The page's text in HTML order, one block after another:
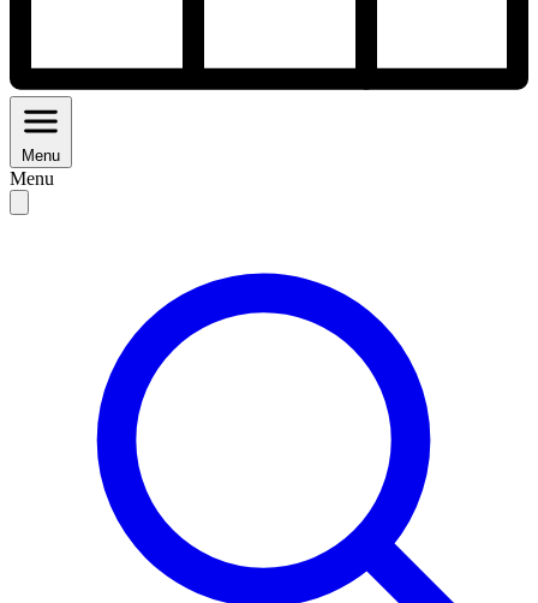
Menu
Menu